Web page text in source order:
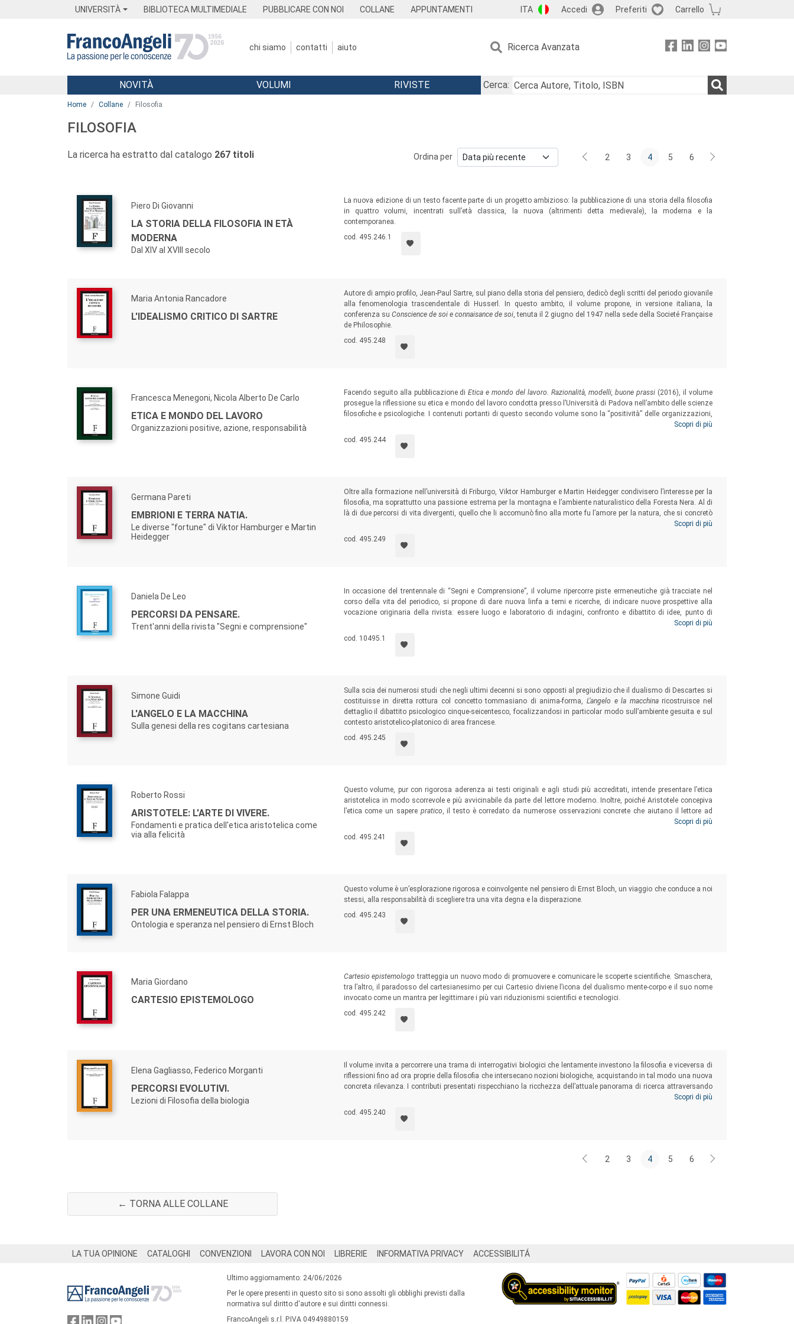
UNIVERSITÀ BIBLIOTECA MULTIMEDIALE PUBBLICARE CON NOI COLLANE APPUNTAMENTI ITA Accedi Preferiti Carrello
chi siamo contatti aiuto Ricerca Avanzata
Menu
NOVITÀ VOLUMI RIVISTE
Cerca:
Home Collane Filosofia
FILOSOFIA
La ricerca ha estratto dal catalogo 267 titoli Ordina per 2 3 4 5 6
Piero Di Giovanni
LA STORIA DELLA FILOSOFIA IN ETÀ
MODERNA
Dal XIV al XVIII secolo
La nuova edizione di un testo facente parte di un progetto ambizioso: la pubblicazione di una storia della filosofia
in quattro volumi, incentrati sull’età classica, la nuova (altrimenti detta medievale), la moderna e la
contemporanea.
cod. 495.246.1
Maria Antonia Rancadore
L'IDEALISMO CRITICO DI SARTRE
Autore di ampio profilo, Jean-Paul Sartre, sul piano della storia del pensiero, dedicò degli scritti del periodo giovanile
alla fenomenologia trascendentale di Husserl. In questo ambito, il volume propone, in versione italiana, la
conferenza su Conscience de soi e connaisance de soi, tenuta il 2 giugno del 1947 nella sede della Societé Française
de Philosophie.
cod. 495.248
Francesca Menegoni, Nicola Alberto De Carlo
ETICA E MONDO DEL LAVORO
Organizzazioni positive, azione, responsabilità
Facendo seguito alla pubblicazione diEtica e mondo del lavoro. Razionalità, modelli, buone prassi (2016), il volume
prosegue la riflessione su etica e mondo del lavoro condotta presso l’Università di Padova nell’ambito delle scienze
filosofiche e psicologiche. I contenuti portanti di questo secondo volume sono la “positività” delle organizzazioni,
l’azione e la responsabilità, la valorizzazione della persona nelle sue componenti valoriali, relazionali e applicative.
Scopri di più
cod. 495.244
Germana Pareti
EMBRIONI E TERRA NATIA.
Le diverse "fortune" di Viktor Hamburger e Martin
Heidegger
Oltre alla formazione nell’università di Friburgo, Viktor Hamburger e Martin Heidegger condivisero l’interesse per la
filosofia, ma soprattutto una passione estrema per la montagna e l’ambiente naturalistico della Foresta Nera. Al di
là di due percorsi di vita divergenti, quello che li accomunò fino alla morte fu l’amore per la natura, che si concretò
in un caso nell’atteggiamento olistico di un’“alleanza” con l’embrione, nell’altro in una produzione filosofica, sia pur
minore, costellata da continui riferimenti ai sentieri, ai fiumi e al paesaggio alpestre.
Scopri di più
cod. 495.249
Daniela De Leo
PERCORSI DA PENSARE.
Trent'anni della rivista "Segni e comprensione"
In occasione del trentennale di “Segni e Comprensione”, il volume ripercorre piste ermeneutiche già tracciate nel
corso della vita del periodico, si propone di dare nuova linfa a temi e ricerche, di indicare nuove prospettive alla
vocazione originaria della rivista: essere luogo e laboratorio di indagini, confronto e dibattito di idee, punto di
Scopri di più
cod. 10495.1
Simone Guidi
L'ANGELO E LA MACCHINA
Sulla genesi della res cogitans cartesiana
Sulla scia dei numerosi studi che negli ultimi decenni si sono opposti al pregiudizio che il dualismo di Descartes si
costituisse in diretta rottura col concetto tommasiano di anima-forma,L’angelo e la macchina ricostruisce nel
dettaglio il dibattito psicologico cinque-seicentesco, focalizzandosi in particolar modo sull’ambiente gesuita e sul
contesto aristotelico-platonico di area francese.
cod. 495.245
Roberto Rossi
ARISTOTELE: L'ARTE DI VIVERE.
Fondamenti e pratica dell'etica aristotelica come
via alla felicità
Questo volume, pur con rigorosa aderenza ai testi originali e agli studi più accreditati, intende presentare l’etica
aristotelica in modo scorrevole e più avvicinabile da parte del lettore moderno. Inoltre, poiché Aristotele concepiva
l’etica come un sapere pratico, il testo è corredato da numerose osservazioni concrete che aiutano il lettore ad
accostarsi al meglio alle sue dottrine sul modo di condurre con saggezza e sapienza un’esistenza piena e
armoniosa.
Scopri di più
cod. 495.241
Fabiola Falappa
PER UNA ERMENEUTICA DELLA STORIA.
Ontologia e speranza nel pensiero di Ernst Bloch
Questo volume è un’esplorazione rigorosa e coinvolgente nel pensiero di Ernst Bloch, un viaggio che conduce a noi
stessi, alla responsabilità di scegliere tra una vita degna e la disperazione.
cod. 495.243
Maria Giordano
CARTESIO EPISTEMOLOGO
Cartesio epistemologo tratteggia un nuovo modo di promuovere e comunicare le scoperte scientifiche. Smaschera,
tra l’altro, il paradosso del cartesianesimo per cui Cartesio diviene l’icona del dualismo mente-corpo e il suo nome
invocato come un mantra per legittimare i più vari riduzionismi scientifici e tecnologici.
cod. 495.242
Elena Gagliasso, Federico Morganti
PERCORSI EVOLUTIVI.
Lezioni di Filosofia della biologia
Il volume invita a percorrere una trama di interrogativi biologici che lentamente investono la filosofia e viceversa di
riflessioni fino ad ora proprie della filosofia che intersecano nozioni biologiche, acquistando in tal modo una nuova
concreta rilevanza. I contributi presentati rispecchiano la ricchezza dell’attuale panorama di ricerca attraversando
ambiti e metodi tra loro anche lontani, ma tutti situati entro l’odierno processo di estensione del programma di
ricerca darwiniano.
Scopri di più
cod. 495.240
2 3 4 5 6
← TORNA ALLE COLLANE
LA TUA OPINIONE CATALOGHI CONVENZIONI LAVORA CON NOI LIBRERIE INFORMATIVA PRIVACY ACCESSIBILITÁ
Ultimo aggiornamento: 24/06/2026
Per le opere presenti in questo sito si sono assolti gli obblighi previsti dalla
normativa sul diritto d'autore e sui diritti connessi.
FrancoAngeli s.r.l. P.IVA 04949880159